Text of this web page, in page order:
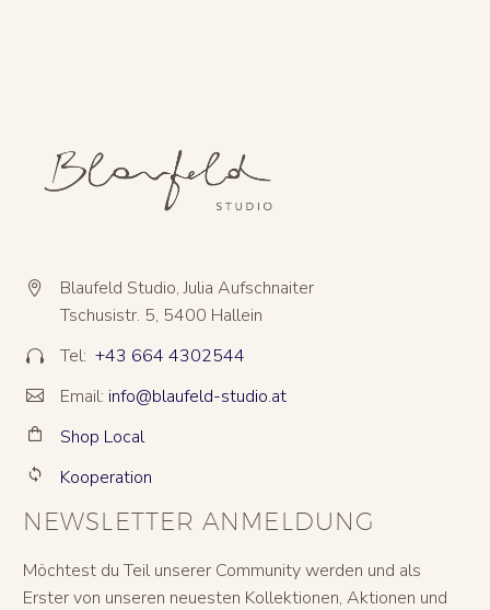


Blaufeld Studio, Julia Aufschnaiter
Tschusistr. 5, 5400 Hallein

 Tel: +43 664 4302544

 Email: info@blaufeld-studio.at

 Shop Local

 Kooperation
NEWSLETTER ANMELDUNG
Möchtest du Teil unserer Community werden und als
Erster von unseren neuesten Kollektionen, Aktionen und